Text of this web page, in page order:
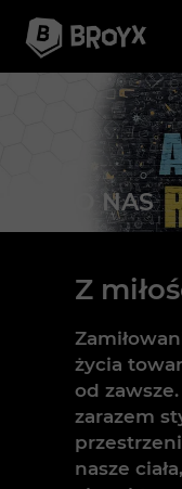
O NAS
Z
życia
od
zarazem
nasze